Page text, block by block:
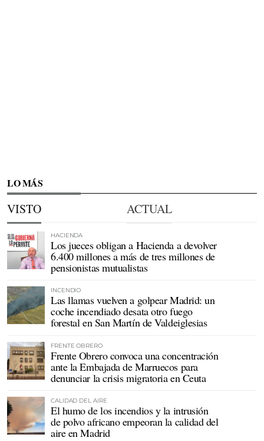
LO MÁS
VISTO ACTUAL
HACIENDA
Los jueces obligan a Hacienda a devolver
6.400 millones a más de tres millones de
pensionistas mutualistas
INCENDIO
Las llamas vuelven a golpear Madrid: un
coche incendiado desata otro fuego
forestal en San Martín de Valdeiglesias
FRENTE OBRERO
Frente Obrero convoca una concentración
ante la Embajada de Marruecos para
denunciar la crisis migratoria en Ceuta
CALIDAD DEL AIRE
El humo de los incendios y la intrusión
de polvo africano empeoran la calidad del
aire en Madrid